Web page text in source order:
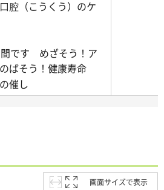
腔（こうくう）のケ
です めざそう！ア
ばそう！健康寿命
催し
画面サイズで表示